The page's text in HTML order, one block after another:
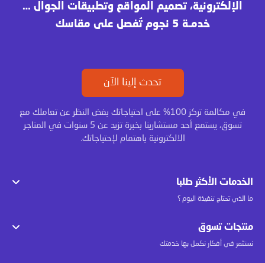
الإلكترونية، تصميم المواقع وتطبيقات الجوال …
خدمـة 5 نجوم تُفصل على مقاسك
تحدث إلينا الآن
في مكالمة تركز 100% على احتياجاتك بغض النظر عن تعاملك مع
تسوق، يستمع أحد مستشارينا بخبرة تزيد عن 5 سنوات في المتاجر
الالكترونية باهتمام لإحتياجاتك.
الخدمات الأكثر طلبا
ما الذي تحتاج تنفيذة اليوم ؟
منتجات تسوق
نستثمر في أفكار نكمل بها خدمتك